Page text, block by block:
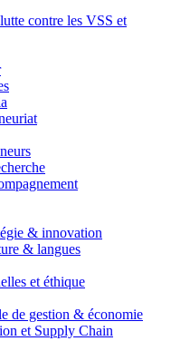
contre les VSS et
& innovation
& langues
et éthique
de gestion & économie
et Supply Chain